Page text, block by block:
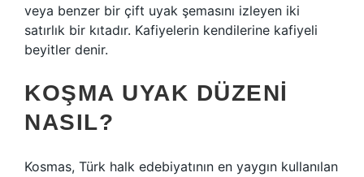
veya benzer bir çift uyak şemasını izleyen iki
satırlık bir kıtadır. Kafiyelerin kendilerine kafiyeli
beyitler denir.
KOŞMA UYAK DÜZENI
NASIL?
Kosmas, Türk halk edebiyatının en yaygın kullanılan